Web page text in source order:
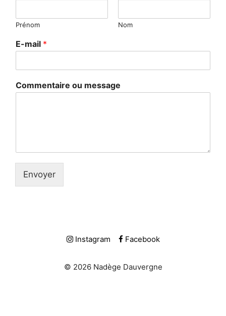
Prénom Nom
E-mail *
Commentaire ou message
Envoyer
Instagram Facebook
© 2026 Nadège Dauvergne